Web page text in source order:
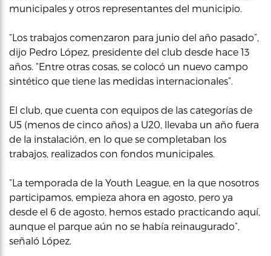
municipales y otros representantes del municipio.
“Los trabajos comenzaron para junio del año pasado”,
dijo Pedro López, presidente del club desde hace 13
años. “Entre otras cosas, se colocó un nuevo campo
sintético que tiene las medidas internacionales”.
El club, que cuenta con equipos de las categorías de
U5 (menos de cinco años) a U20, llevaba un año fuera
de la instalación, en lo que se completaban los
trabajos, realizados con fondos municipales.
“La temporada de la Youth League, en la que nosotros
participamos, empieza ahora en agosto, pero ya
desde el 6 de agosto, hemos estado practicando aquí,
aunque el parque aún no se había reinaugurado”,
señaló López.